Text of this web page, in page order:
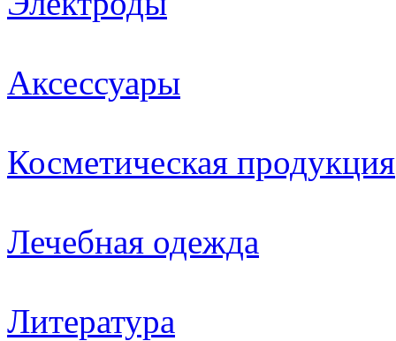
Аксессуары
Косметическая продукция
Лечебная одежда
Литература